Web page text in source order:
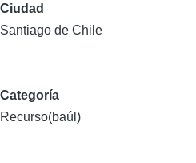
Ciudad
Santiago de Chile
Categoría
Recurso(baúl)